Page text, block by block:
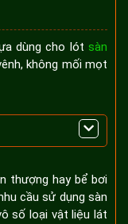
dùng cho lót sàn
không mối mọt
thượng hay bể bơi
cầu sử dụng sàn
số loại vật liệu lát